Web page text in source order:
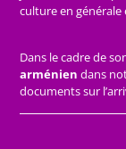
culture en
Dans le cadre de
arménien dans
documents sur